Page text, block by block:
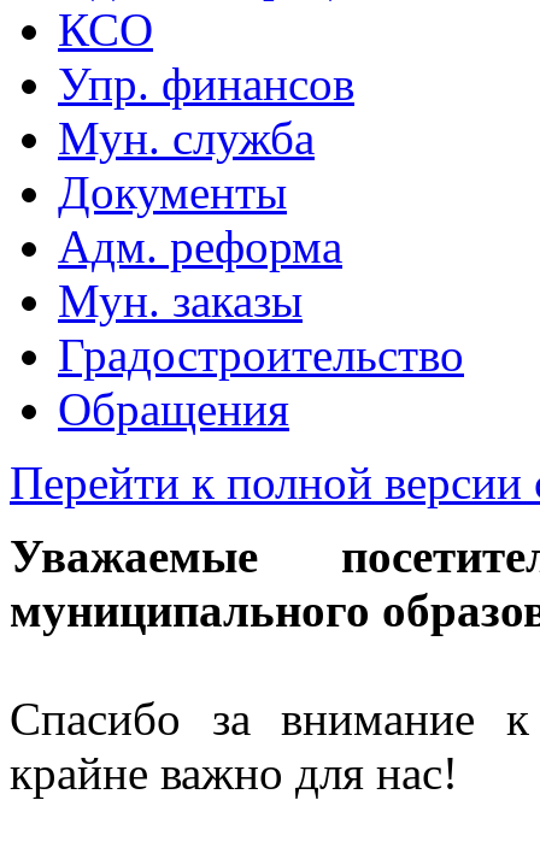
КСО
Упр. финансов
Мун. служба
Документы
Адм. реформа
Мун. заказы
Градостроительство
Обращения
Перейти к полной версии
Уважаемые
муниципального
Спасибо за внимание
крайне важно для нас!